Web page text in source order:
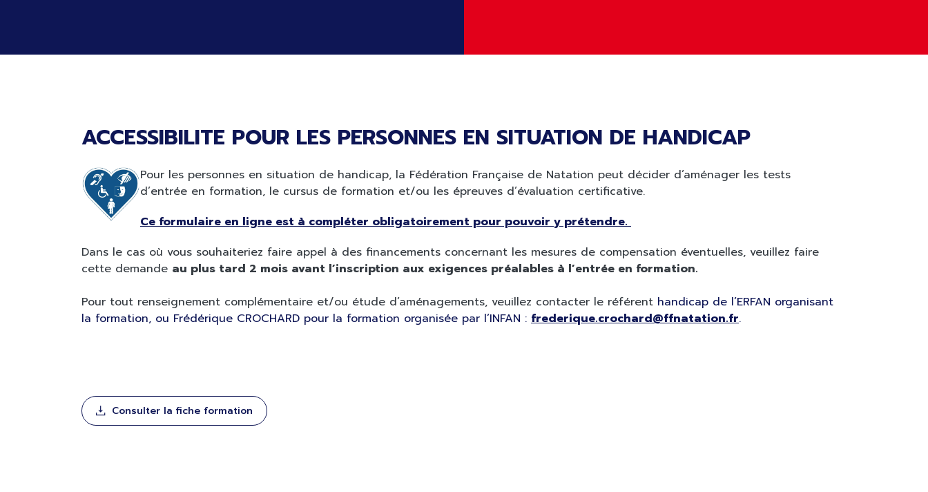
ACCESSIBILITE POUR LES PERSONNES EN SITUATION DE HANDICAP
Pour les personnes en situation de handicap, la Fédération Française de Natation peut décider d’aménager les tests
d’entrée en formation, le cursus de formation et/ou les épreuves d’évaluation certificative.
Ce formulaire en ligne est à compléter obligatoirement pour pouvoir y prétendre.
Dans le cas où vous souhaiteriez faire appel à des financements concernant les mesures de compensation éventuelles, veuillez faire
cette demande au plus tard 2 mois avant l’inscription aux exigences préalables à l’entrée en formation.
Pour tout renseignement complémentaire et/ou étude d’aménagements, veuillez contacter le référent handicap de l’ERFAN organisant
la formation, ou Frédérique CROCHARD pour la formation organisée par l’INFAN : frederique.crochard@ffnatation.fr.
Consulter la fiche formation